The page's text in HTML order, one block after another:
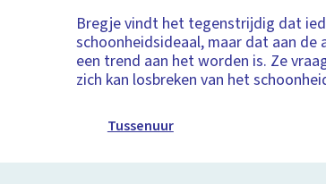
Bregje vindt het tegenstrijdig dat
schoonheidsideaal, maar dat aan
een trend aan het worden is. Ze
zich kan losbreken van het
Tussenuur